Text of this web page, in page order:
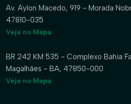
Av. Aylon Macedo, 919 - Morada
47810-035
Veja no Mapa
BR 242 KM 535 - Complexo Bahia
Magalhães - BA, 47850-000
Veja no Mapa